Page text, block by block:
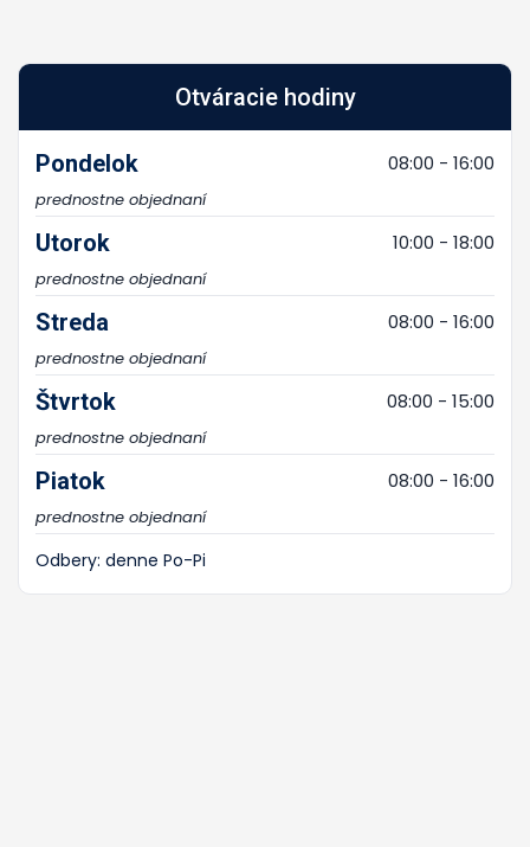
Otváracie hodiny
Pondelok 08:00 - 16:00
prednostne objednaní
Utorok 10:00 - 18:00
prednostne objednaní
Streda 08:00 - 16:00
prednostne objednaní
Štvrtok 08:00 - 15:00
prednostne objednaní
Piatok 08:00 - 16:00
prednostne objednaní
Odbery: denne Po-Pi